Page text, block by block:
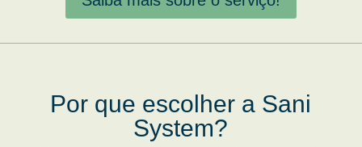
Por que escolher a Sani
System?